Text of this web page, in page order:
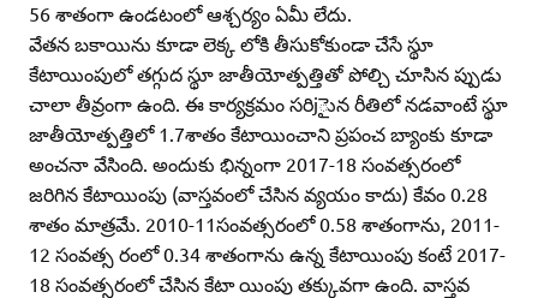
56 శాతంగా ఉండటంలో ఆశ్చర్యం ఏమీ లేదు.
వేతన బకాయిను కూడా లెక్క లోకి తీసుకోకుండా చేసే స్థూ
కేటాయింపులో తగ్గుద స్థూ జాతీయోత్పత్తితో పోల్చి చూసిన ప్పుడు
చాలా తీవ్రంగా ఉంది. ఈ కార్యక్రమం సరిjైున రీతిలో నడవాంటే స్థూ
జాతీయోత్పత్తిలో 1.7శాతం కేటాయించాని ప్రపంచ బ్యాంకు కూడా
అంచనా వేసింది. అందుకు భిన్నంగా 2017-18 సంవత్సరంలో
జరిగిన కేటాయింపు (వాస్తవంలో చేసిన వ్యయం కాదు) కేవం 0.28
శాతం మాత్రమే. 2010-11సంవత్సరంలో 0.58 శాతంగాను, 2011-
12 సంవత్స రంలో 0.34 శాతంగాను ఉన్న కేటాయింపు కంటే 2017-
18 సంవత్సరంలో చేసిన కేటా యింపు తక్కువగా ఉంది. వాస్తవ